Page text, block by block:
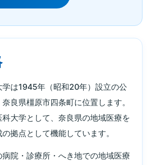
学は1945年（昭和20年）設立の公
良県橿原市四条町に位置します。
大学として、奈良県の地域医療を
拠点として機能しています。
院・診療所・へき地での地域医療